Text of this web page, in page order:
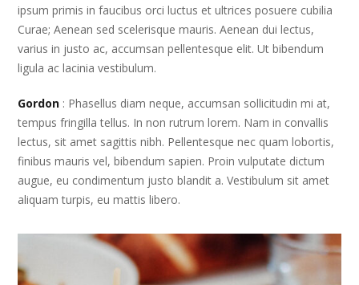
ipsum primis in faucibus orci luctus et ultrices posuere cubilia
Curae; Aenean sed scelerisque mauris. Aenean dui lectus,
varius in justo ac, accumsan pellentesque elit. Ut bibendum
ligula ac lacinia vestibulum.
Gordon : Phasellus diam neque, accumsan sollicitudin mi at,
tempus fringilla tellus. In non rutrum lorem. Nam in convallis
lectus, sit amet sagittis nibh. Pellentesque nec quam lobortis,
finibus mauris vel, bibendum sapien. Proin vulputate dictum
augue, eu condimentum justo blandit a. Vestibulum sit amet
aliquam turpis, eu mattis libero.